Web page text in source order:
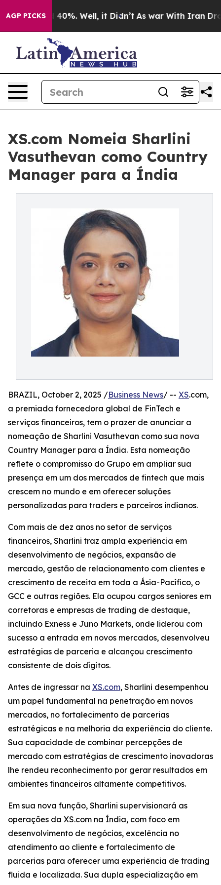
AGP PICKS40%. Well, it Didn’t As war With Iran Drove
XS.com Nomeia Sharlini
Vasuthevan como Country
Manager para a Índia
BRAZIL, October 2, 2025 /Business News/ -- XS.com,
a premiada fornecedora global de FinTech e
serviços financeiros, tem o prazer de anunciar a
nomeação de Sharlini Vasuthevan como sua nova
Country Manager para a Índia. Esta nomeação
reflete o compromisso do Grupo em ampliar sua
presença em um dos mercados de fintech que mais
crescem no mundo e em oferecer soluções
personalizadas para traders e parceiros indianos.
Com mais de dez anos no setor de serviços
financeiros, Sharlini traz ampla experiência em
desenvolvimento de negócios, expansão de
mercado, gestão de relacionamento com clientes e
crescimento de receita em toda a Ásia-Pacífico, o
GCC e outras regiões. Ela ocupou cargos seniores em
corretoras e empresas de trading de destaque,
incluindo Exness e Juno Markets, onde liderou com
sucesso a entrada em novos mercados, desenvolveu
estratégias de parceria e alcançou crescimento
consistente de dois dígitos.
Antes de ingressar na XS.com, Sharlini desempenhou
um papel fundamental na penetração em novos
mercados, no fortalecimento de parcerias
estratégicas e na melhoria da experiência do cliente.
Sua capacidade de combinar percepções de
mercado com estratégias de crescimento inovadoras
lhe rendeu reconhecimento por gerar resultados em
ambientes financeiros altamente competitivos.
Em sua nova função, Sharlini supervisionará as
operações da XS.com na Índia, com foco em
desenvolvimento de negócios, excelência no
atendimento ao cliente e fortalecimento de
parcerias para oferecer uma experiência de trading
fluida e localizada. Sua dupla especialização em